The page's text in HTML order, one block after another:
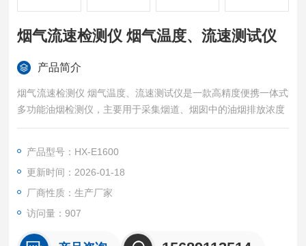
烟气流速检测仪 烟气温度、流速测试仪
产品简介
烟气流速检测仪 烟气温度、流速测试仪是一款高精度便携一体式
多功能油烟检测仪，主要用于采集烟道、烟囱中的油烟排放浓度
产品型号：HX-E1600
更新时间：2026-01-18
厂商性质：生产厂家
访问量：907